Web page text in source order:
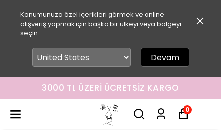
Konumunuza özel içerikleri görmek ve online
alışveriş yapmak için başka bir ülkeyi veya bölgeyi
seçin.
Devam
3000 TL ÜZERI ÜCRETSIZ KARGO
0